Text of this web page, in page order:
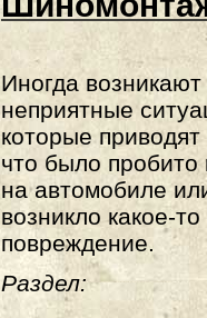
Иногда возникают
неприятные
которые приводят
что было пробито
на автомобиле
возникло какое-
повреждение.
Раздел: